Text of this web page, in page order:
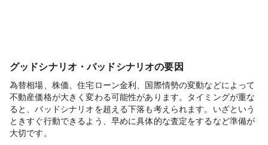
グッドシナリオ・バッドシナリオの要因
為替相場、株価、住宅ローン金利、国際情勢の変動などによって
不動産価格が大きく変わる可能性があります。タイミングが重な
ると、バッドシナリオを超える下落も考えられます。いざという
ときすぐ行動できるよう、早めに具体的な査定をするなど準備が
大切です。